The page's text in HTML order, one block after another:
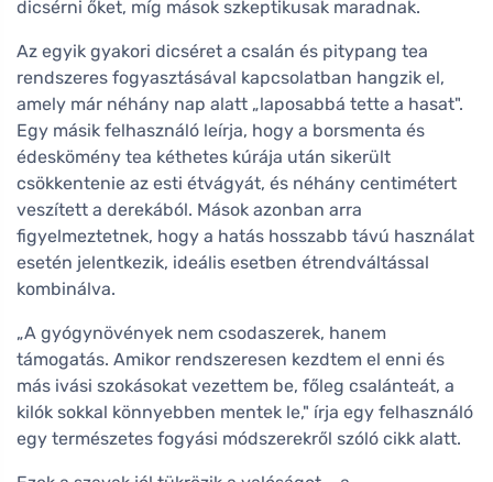
dicsérni őket, míg mások szkeptikusak maradnak.
Az egyik gyakori dicséret a csalán és pitypang tea
rendszeres fogyasztásával kapcsolatban hangzik el,
amely már néhány nap alatt „laposabbá tette a hasat".
Egy másik felhasználó leírja, hogy a borsmenta és
édeskömény tea kéthetes kúrája után sikerült
csökkentenie az esti étvágyát, és néhány centimétert
veszített a derekából. Mások azonban arra
figyelmeztetnek, hogy a hatás hosszabb távú használat
esetén jelentkezik, ideális esetben étrendváltással
kombinálva.
„A gyógynövények nem csodaszerek, hanem
támogatás. Amikor rendszeresen kezdtem el enni és
más ivási szokásokat vezettem be, főleg csalánteát, a
kilók sokkal könnyebben mentek le," írja egy felhasználó
egy természetes fogyási módszerekről szóló cikk alatt.